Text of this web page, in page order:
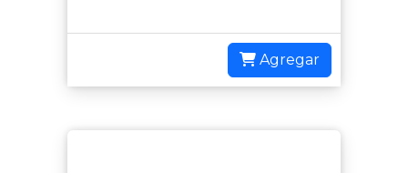
Agregar